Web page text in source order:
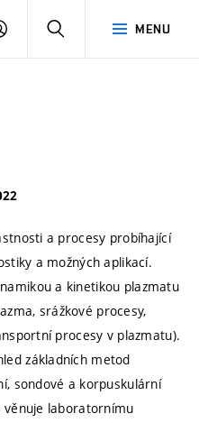
MENU
PŘIHLÁSIT
a procesy probíhající
a možných aplikací.
a kinetikou plazmatu
srážkové procesy,
procesy v plazmatu).
základních metod
sondové a korpuskulární
věnuje laboratornímu